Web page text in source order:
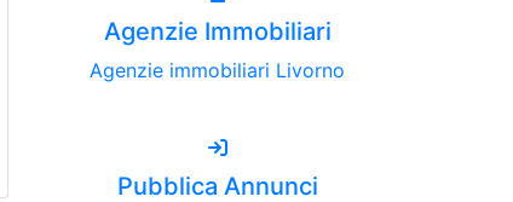
Agenzie Immobiliari
Agenzie immobiliari Livorno
Pubblica Annunci